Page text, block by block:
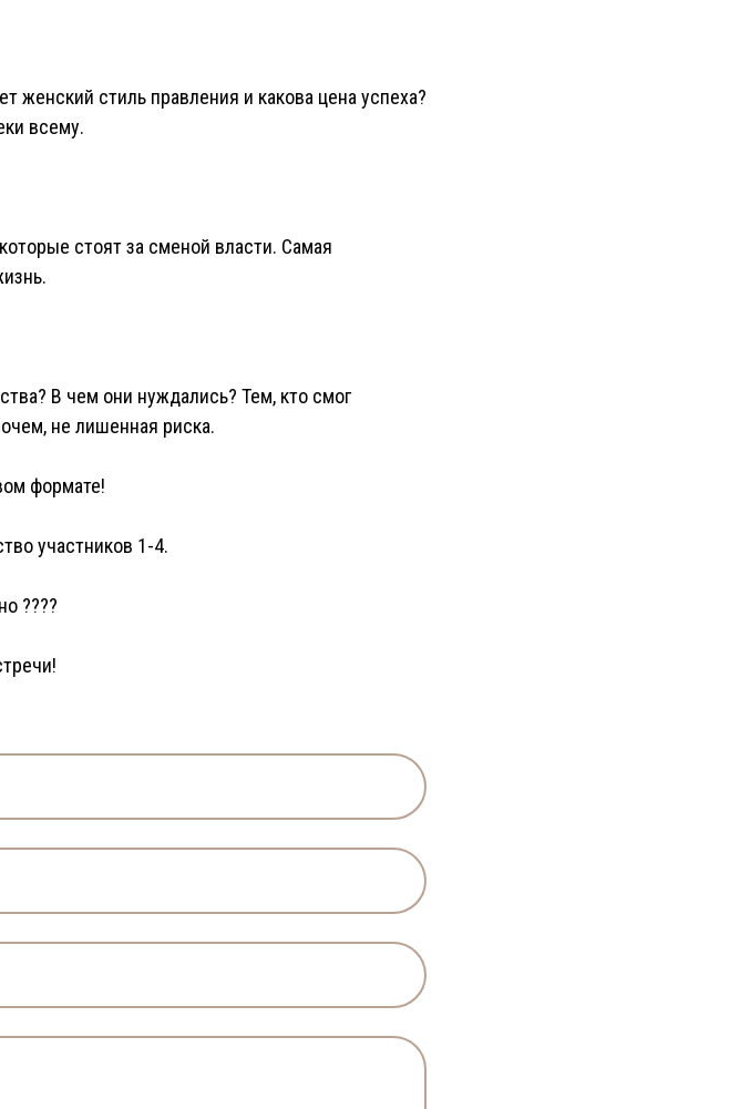
женский стиль правления и какова цена успеха?
всему.
стоят за сменой власти. Самая
В чем они нуждались? Тем, кто смог
не лишенная риска.
формате!
участников 1-4.
????